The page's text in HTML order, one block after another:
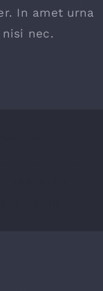
In amet urna
nec.